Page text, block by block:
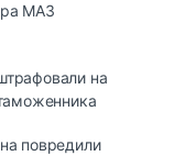
МАЗ
на
повредили